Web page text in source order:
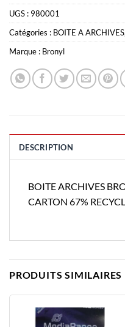
UGS : 980001
Catégories : BOITE A ARCHIVES,
Marque : Bronyl
DESCRIPTION
BOITE ARCHIVES
CARTON 67%
PRODUITS SIMILAIRES